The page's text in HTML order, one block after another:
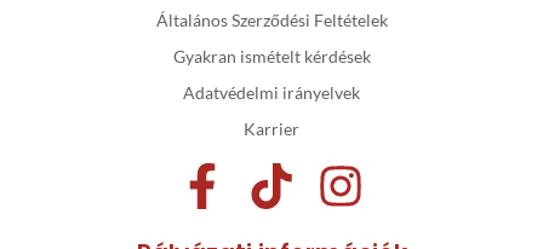
Általános Szerződési Feltételek
Gyakran ismételt kérdések
Adatvédelmi irányelvek
Karrier
F
a
T
i
I
n